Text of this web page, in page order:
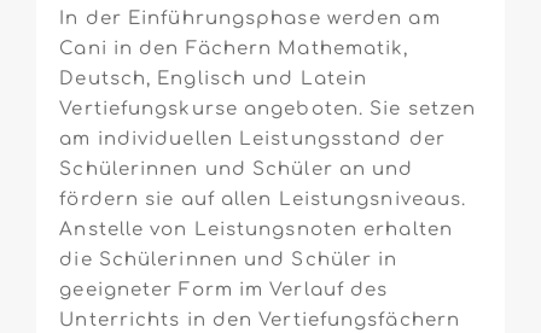
In der Einführungsphase werden am
Cani in den Fächern Mathematik,
Deutsch, Englisch und Latein
Vertiefungskurse angeboten. Sie setzen
am individuellen Leistungsstand der
Schülerinnen und Schüler an und
fördern sie auf allen Leistungsniveaus.
Anstelle von Leistungsnoten erhalten
die Schülerinnen und Schüler in
geeigneter Form im Verlauf des
Unterrichts in den Vertiefungsfächern